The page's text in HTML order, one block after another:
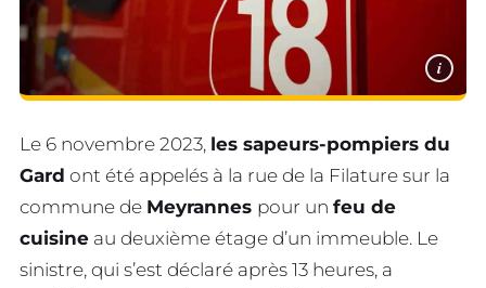
i
Le 6 novembre 2023, les sapeurs-pompiers du
Gard ont été appelés à la rue de la Filature sur la
commune de Meyrannes pour un feu de
cuisine au deuxième étage d’un immeuble. Le
sinistre, qui s’est déclaré après 13 heures, a